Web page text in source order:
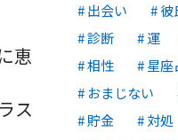
恵
ス
出会い
彼
診断
運
相性
星座
おまじない
貯金
対処